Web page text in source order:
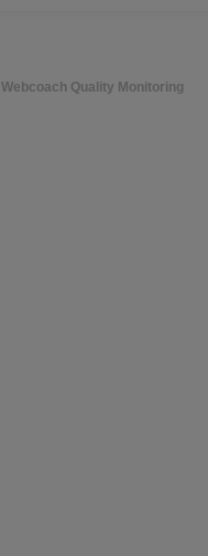
Webcoach Quality Monitoring